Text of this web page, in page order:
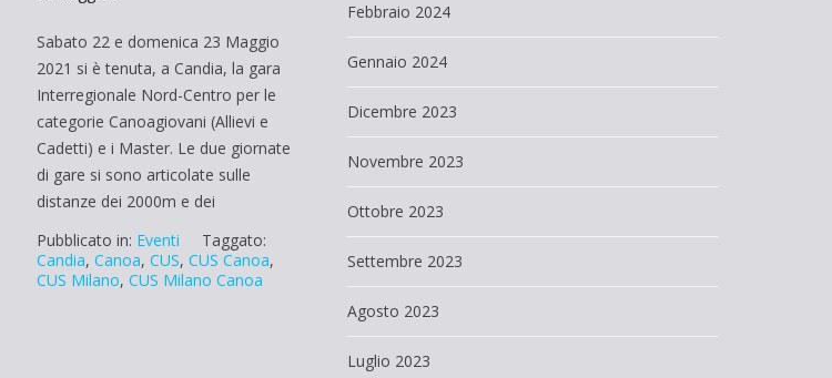
Sabato 22 e domenica 23 Maggio
2021 si è tenuta, a Candia, la gara
Interregionale Nord-Centro per le
categorie Canoagiovani (Allievi e
Cadetti) e i Master. Le due giornate
di gare si sono articolate sulle
distanze dei 2000m e dei
Pubblicato in: Eventi
Taggato:
Candia, Canoa, CUS, CUS Canoa,
CUS Milano, CUS Milano Canoa
Febbraio 2024
Gennaio 2024
Dicembre 2023
Novembre 2023
Ottobre 2023
Settembre 2023
Agosto 2023
Luglio 2023